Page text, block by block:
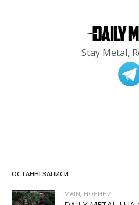
Stay Metal,
ОСТАННІ ЗАПИСИ
MAIN, НОВИНИ